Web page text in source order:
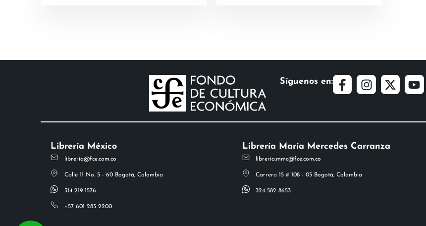
Síguenos en:
Librería México
libreria@fce.com.co
Calle 11 No. 5 - 60 Bogotá, Colombia
314 219 1576
+57 601 283 2200
Librería María Mercedes Carranza
libreria.mmc@fce.com.co
Carrera 15 # 108 - 05 Bogotá, Colombia
324 582 8653